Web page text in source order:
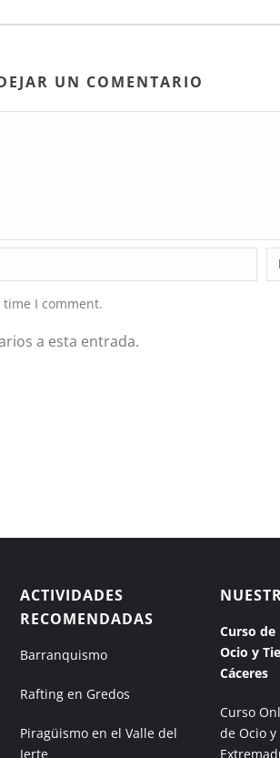
UN COMENTARIO
I comment.
a esta entrada.
ACTIVIDADES
RECOMENDADAS
Barranquismo
Rafting en Gredos
Piragüismo en el Valle del
Jerte
Curso
Ocio y
Cáceres
Curso
de Ocio